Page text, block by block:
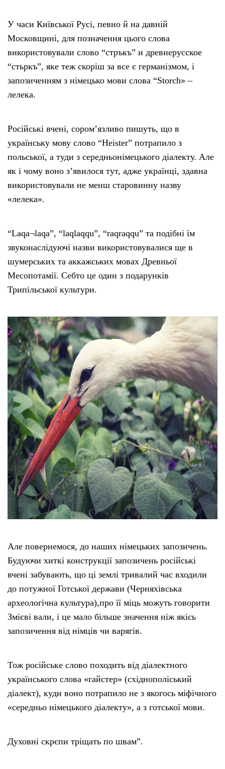
У часи Київської Русі, певно й на давній
Московщині, для позначення цього слова
використовували слово “стръкъ” и древнерусское
“стьркъ”, яке теж скоріш за все є германізмом, і
запозиченням з німецько мови слова “Storch» –
лелека.
Російські вчені, сором’язливо пишуть, що в
українську мову слово “Heister” потрапило з
польської, а туди з середньонімецького діалекту. Але
як і чому воно з’явилося тут, адже українці, здавна
використовували не менш старовинну назву
«лелека».
“Laqa¬laqa”, “laqlaqqu”, “raqraqqu” та подібні їм
звуконаслідуючі назви використовувалися ще в
шумерських та аккажських мовах Древньої
Месопотамії. Себто це один з подарунків
Трипільської культури.
Але повернемося, до наших німецьких запозичень.
Будуючи хиткі конструкції запозичень російські
вчені забувають, що ці землі тривалий час входили
до потужної Готської держави (Черняхівська
археологічна культура),про її міць можуть говорити
Змієві вали, і це мало більше значення ніж якісь
запозичення від німців чи варягів.
Тож російське слово походить від діалектного
українського слова «гайстер» (східнополіський
діалект), куди воно потрапило не з якогось міфічного
«середньо німецького діалекту», а з готської мови.
Духовні скрєпи тріщать по швам”.